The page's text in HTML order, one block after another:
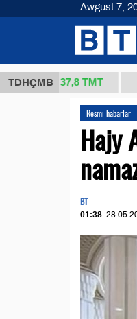
TDHÇMB
37,8 ТМТ Buýan
Resmi habarlar
Hajy
BT
01:38
Awgust 7,